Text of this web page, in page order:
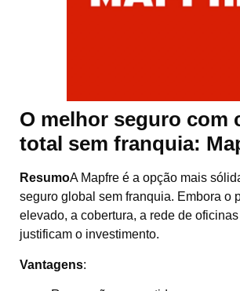
O melhor seguro com
total sem franquia:
ResumoA Mapfre é a opção mais
seguro global sem franquia. Embora o
elevado, a cobertura, a rede de
justificam o investimento.
Vantagens: